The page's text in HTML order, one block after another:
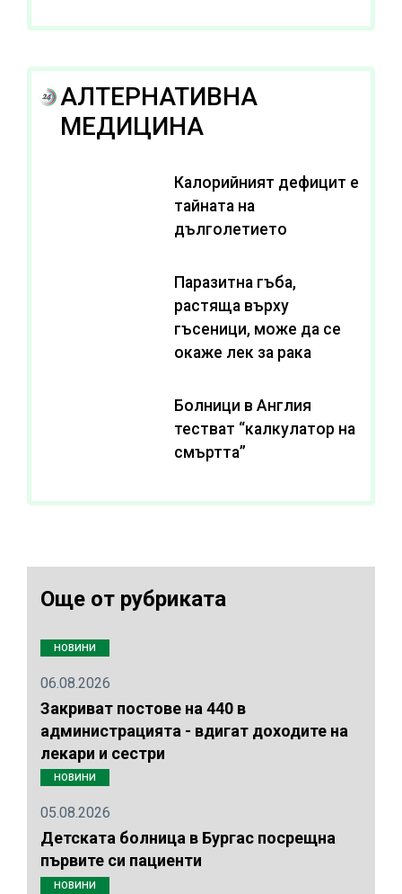
АЛТЕРНАТИВНА
МЕДИЦИНА
Калорийният дефицит е
тайната на
дълголетието
Паразитна гъба,
растяща върху
гъсеници, може да се
окаже лек за рака
Болници в Англия
тестват “калкулатор на
смъртта”
Още от рубриката
НОВИНИ
06.08.2026
Закриват постове на 440 в
администрацията - вдигат доходите на
лекари и сестри
НОВИНИ
05.08.2026
Детската болница в Бургас посрещна
първите си пациенти
НОВИНИ